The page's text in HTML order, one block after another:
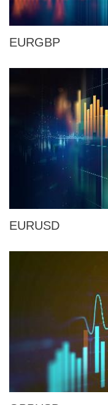
EURGBP
EURUSD